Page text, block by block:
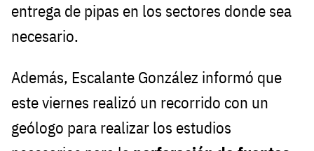
entrega de pipas en los sectores donde sea
necesario.
Además, Escalante González informó que
este viernes realizó un recorrido con un
geólogo para realizar los estudios